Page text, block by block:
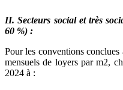
II. Secteurs social et très
60 %) :
Pour les conventions conclues
mensuels de loyers par m2,
2024 à :